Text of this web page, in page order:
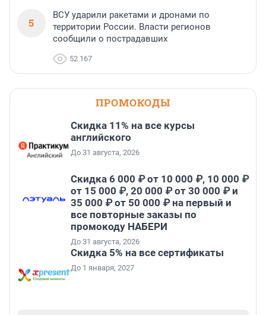
5
ВСУ ударили ракетами и дронами по
территории России. Власти регионов
сообщили о пострадавших
52 167
ПРОМОКОДЫ
Скидка 11% на все курсы
английского
До 31 августа, 2026
Скидка 6 000 ₽ от 10 000 ₽, 10 000 ₽
от 15 000 ₽, 20 000 ₽ от 30 000 ₽ и
35 000 ₽ от 50 000 ₽ на первый и
все повторные заказы по
промокоду НАБЕРИ
До 31 августа, 2026
Скидка 5% на все сертификаты
До 1 января, 2027